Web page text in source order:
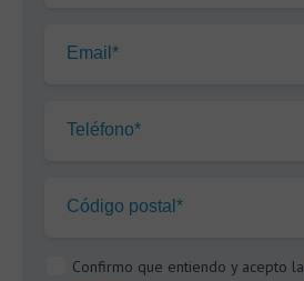
Email*
Teléfono*
Código postal*
Confirmo que entiendo y acepto la